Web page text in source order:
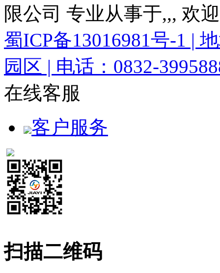
限公司 专业从事于,,, 欢
蜀ICP备13016981号-1 |
园区 | 电话：0832-
在线客服
客户服务
扫描二维码